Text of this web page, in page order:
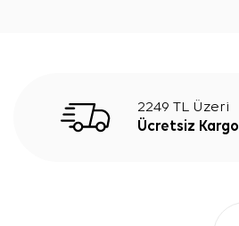
2249 TL Üzeri
Ücretsiz Kargo